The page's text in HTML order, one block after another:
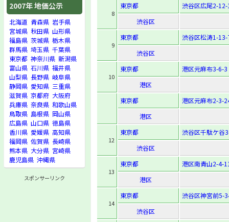
2007年 地価公示
北海道 青森県 岩手県
宮城県 秋田県 山形県
福島県 茨城県 栃木県
群馬県 埼玉県 千葉県
東京都 神奈川県 新潟県
富山県 石川県 福井県
山梨県 長野県 岐阜県
静岡県 愛知県 三重県
滋賀県 京都府 大阪府
兵庫県 奈良県 和歌山県
鳥取県 島根県 岡山県
広島県 山口県 徳島県
香川県 愛媛県 高知県
福岡県 佐賀県 長崎県
熊本県 大分県 宮崎県
鹿児島県 沖縄県
スポンサーリンク
8
東京都
渋谷区広尾2-
渋谷区
9
東京都
渋谷区松涛1-13-
渋谷区
10
東京都
港区元麻布3-6-3
港区
東京都
港区元麻布2-3-
港区
12
東京都
渋谷区千駄ケ谷
渋谷区
13
東京都
港区南青山2-4-
港区
14
東京都
渋谷区神宮前5-
渋谷区